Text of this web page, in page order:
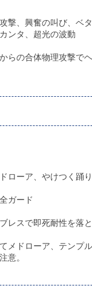
撃、興奮の叫び、ベ
ンタ、超光の波動
らの合体物理攻撃で
ローア、やけつく踊
ガード
レスで即死耐性を落
メドローア、テンプ
意。